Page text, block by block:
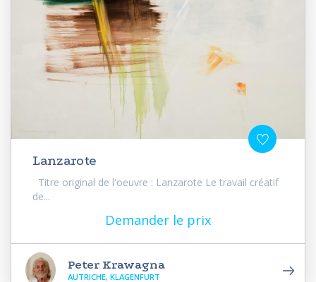
Lanzarote
Titre original de l'oeuvre : Lanzarote Le travail créatif
de...
Demander le prix
Peter Krawagna
AUTRICHE, KLAGENFURT